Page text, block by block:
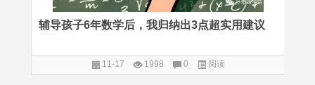
辅导孩子6年数学后，我归纳出3点超实用建议
11-17 1998 0 阅读